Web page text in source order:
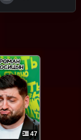
47